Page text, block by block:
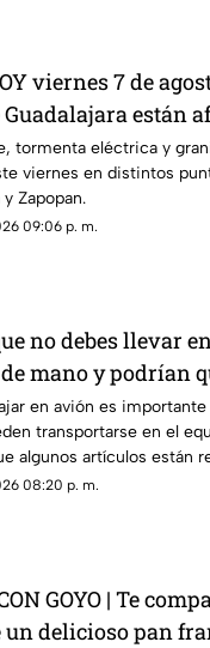
viernes 7 de
están
tormenta eléctrica y
viernes en distintos
Zapopan.
09:06 p. m.
no debes llevar
mano y podrían
en avión es
transportarse en el
algunos artículos están
durante los filtros
08:20 p. m.
GOYO | Te
un delicioso pan